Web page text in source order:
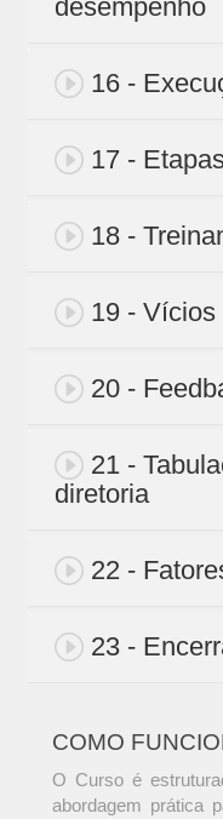
desempenho
16 -
17 -
18 -
19 - Vícios
20 -
21 -
diretoria
22 -
23 -
COMO
O Curso é
abordagem prática